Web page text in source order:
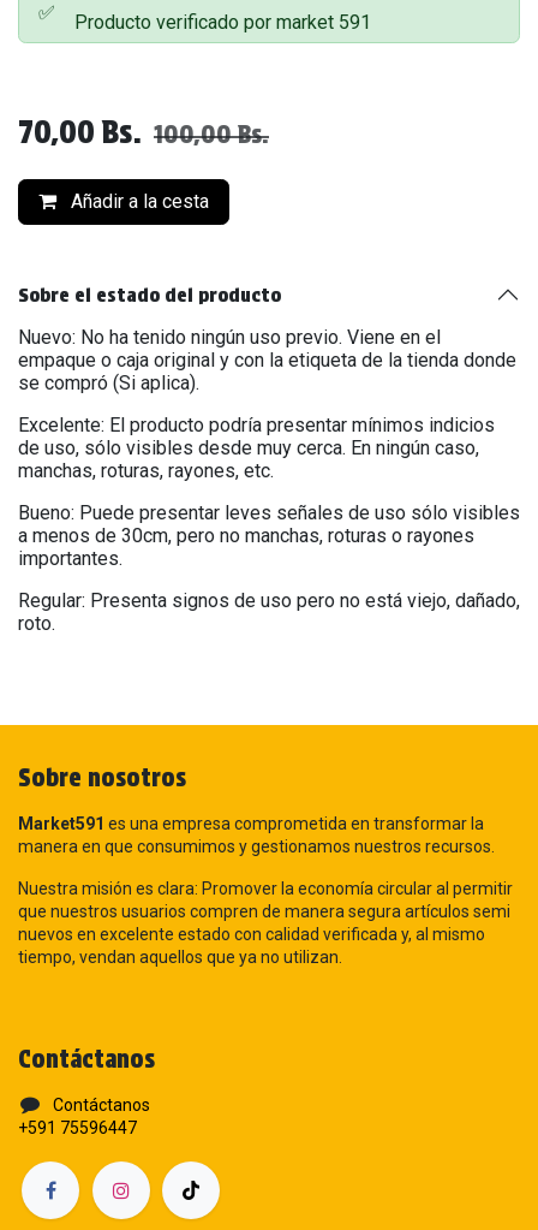
✅ Producto verificado por market 591
70,00 Bs. 100,00Bs.
Añadir a la cesta
Sobre el estado del producto
Nuevo: No ha tenido ningún uso previo. Viene en el
empaque o caja original y con la etiqueta de la tienda donde
se compró (Si aplica).
Excelente: El producto podría presentar mínimos indicios
de uso, sólo visibles desde muy cerca. En ningún caso,
manchas, roturas, rayones, etc.
Bueno: Puede presentar leves señales de uso sólo visibles
a menos de 30cm, pero no manchas, roturas o rayones
importantes.
Regular: Presenta signos de uso pero no está viejo, dañado,
roto.
Sobre nosotros
Market591 es una empresa comprometida en transformar la
manera en que consumimos y gestionamos nuestros recursos.
Nuestra misión es clara: Promover la economía circular al permitir
que nuestros usuarios compren de manera segura artículos semi
nuevos en excelente estado con calidad verificada y, al mismo
tiempo, vendan aquellos que ya no utilizan.
Contáctanos
Contáctanos
+591 75596447